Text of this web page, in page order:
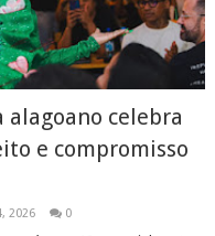
celebra
e compromisso
2026 0